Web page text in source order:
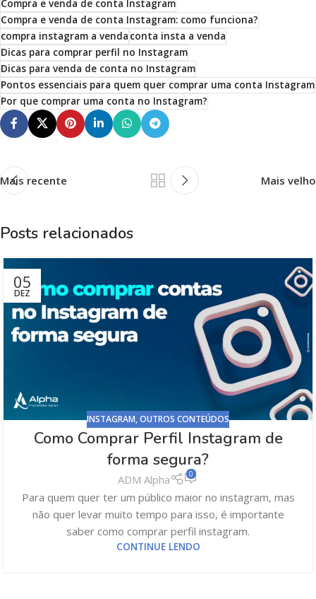
Compra e venda de conta Instagram
Compra e venda de conta Instagram: como funciona?
compra instagram a vendaconta insta a venda
Dicas para comprar perfil no Instagram
Dicas para venda de conta no Instagram
Pontos essenciais para quem quer comprar uma conta Instagram
Por que comprar uma conta no Instagram?
Mais recente Mais velho
Posts relacionados
05
DEZ
INSTAGRAM,OUTROS CONTEÚDOS
Como Comprar Perfil Instagram de
forma segura?
ADM Alpha 0
Para quem quer ter um público maior no instagram, mas
não quer levar muito tempo para isso, é importante
saber como comprar perfil instagram.
CONTINUE LENDO